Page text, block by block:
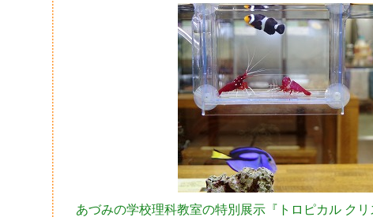
あづみの学校理科教室の特別展示『トロピカル クリ